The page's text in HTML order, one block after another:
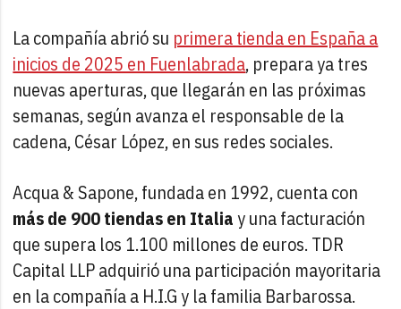
La compañía abrió su primera tienda en España a
inicios de 2025 en Fuenlabrada, prepara ya tres
nuevas aperturas, que llegarán en las próximas
semanas, según avanza el responsable de la
cadena, César López, en sus redes sociales.
Acqua & Sapone, fundada en 1992, cuenta con
más de 900 tiendas en Italiay una facturación
que supera los 1.100 millones de euros. TDR
Capital LLP adquirió una participación mayoritaria
en la compañía a H.I.G y la familia Barbarossa.